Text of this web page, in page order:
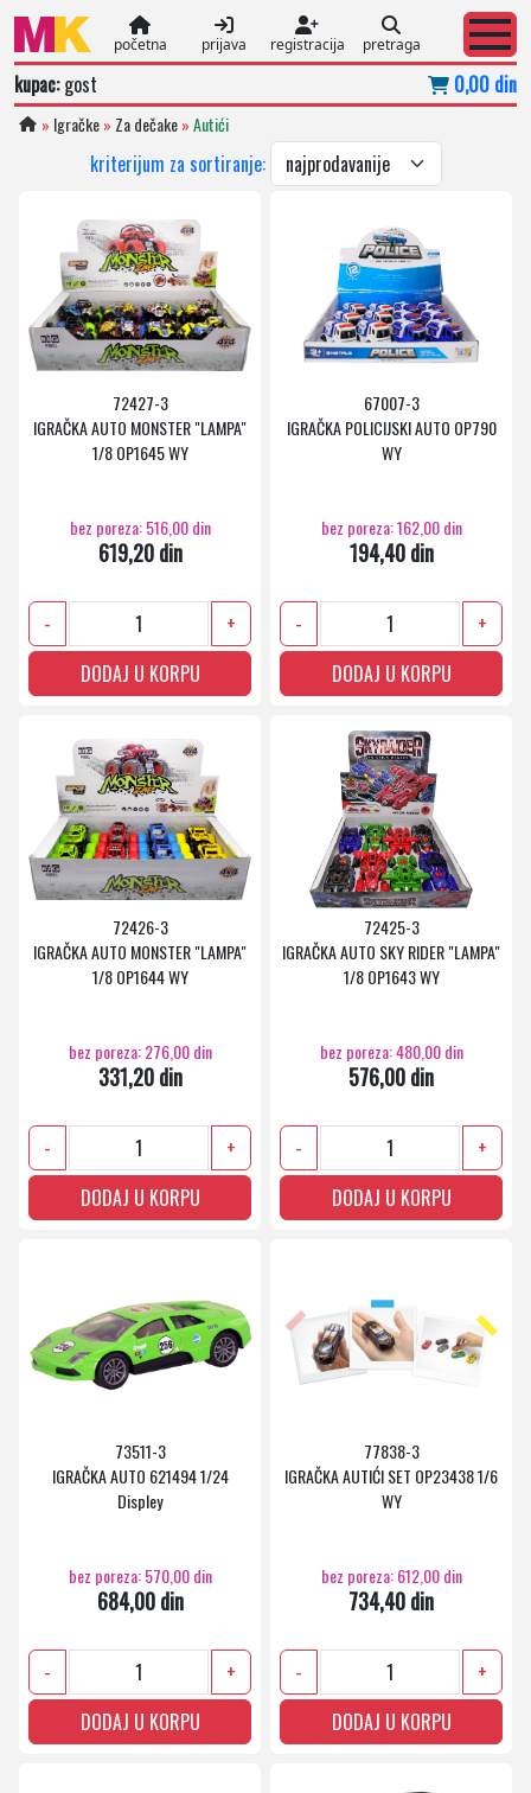
početna prijava registracija pretraga
kupac:gost 0,00 din
» Igračke» Za dečake»Autići
kriterijum za sortiranje:
72427-3
IGRAČKA AUTO MONSTER "LAMPA"
1/8 OP1645 WY
bez poreza: 516,00 din
619,20 din
-
+
DODAJ U KORPU
67007-3
IGRAČKA POLICIJSKI AUTO OP790
WY
bez poreza: 162,00 din
194,40 din
-
+
DODAJ U KORPU
72426-3
IGRAČKA AUTO MONSTER "LAMPA"
1/8 OP1644 WY
bez poreza: 276,00 din
331,20 din
-
+
DODAJ U KORPU
72425-3
IGRAČKA AUTO SKY RIDER "LAMPA"
1/8 OP1643 WY
bez poreza: 480,00 din
576,00 din
-
+
DODAJ U KORPU
73511-3
IGRAČKA AUTO 621494 1/24
Displey
bez poreza: 570,00 din
684,00 din
-
+
DODAJ U KORPU
77838-3
IGRAČKA AUTIĆI SET OP23438 1/6
WY
bez poreza: 612,00 din
734,40 din
-
+
DODAJ U KORPU